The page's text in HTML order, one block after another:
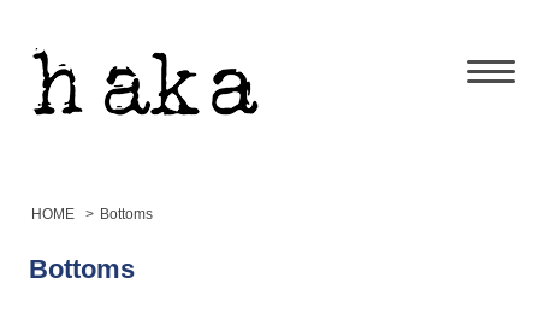
HOME > Bottoms
Bottoms